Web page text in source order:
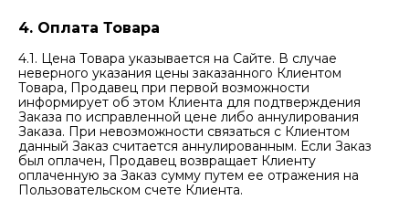
4. Оплата Товара
4.1. Цена Товара указывается на Сайте. В случае
неверного указания цены заказанного Клиентом
Товара, Продавец при первой возможности
информирует об этом Клиента для подтверждения
Заказа по исправленной цене либо аннулирования
Заказа. При невозможности связаться с Клиентом
данный Заказ считается аннулированным. Если Заказ
был оплачен, Продавец возвращает Клиенту
оплаченную за Заказ сумму путем ее отражения на
Пользовательском счете Клиента.